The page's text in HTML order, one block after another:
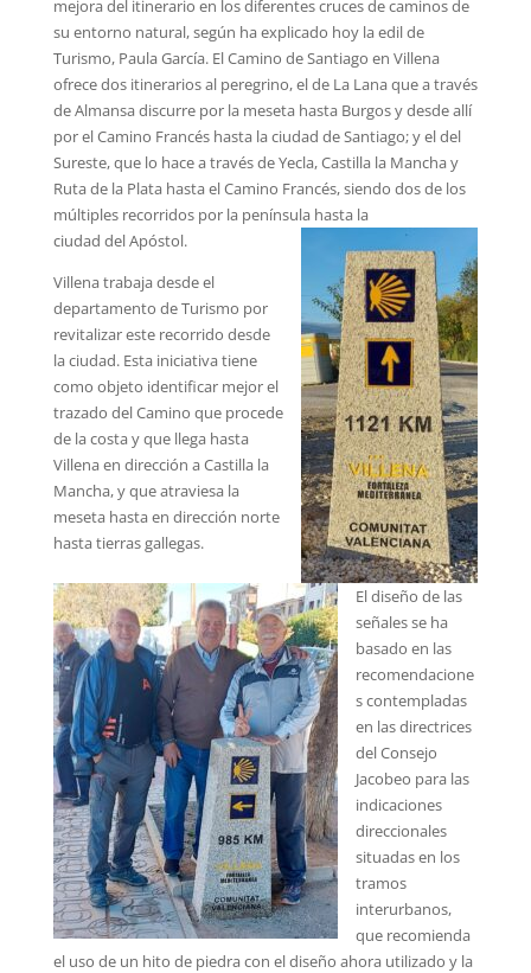
mejora del itinerario en los diferentes cruces de caminos de
su entorno natural, según ha explicado hoy la edil de
Turismo, Paula García. El Camino de Santiago en Villena
ofrece dos itinerarios al peregrino, el de La Lana que a través
de Almansa discurre por la meseta hasta Burgos y desde allí
por el Camino Francés hasta la ciudad de Santiago; y el del
Sureste, que lo hace a través de Yecla, Castilla la Mancha y
Ruta de la Plata hasta el Camino Francés, siendo dos de los
múltiples recorridos por la península hasta la
ciudad del Apóstol.
Villena trabaja desde el
departamento de Turismo por
revitalizar este recorrido desde
la ciudad. Esta iniciativa tiene
como objeto identificar mejor el
trazado del Camino que procede
de la costa y que llega hasta
Villena en dirección a Castilla la
Mancha, y que atraviesa la
meseta hasta en dirección norte
hasta tierras gallegas.
El diseño de las
señales se ha
basado en las
recomendacione
s contempladas
en las directrices
del Consejo
Jacobeo para las
indicaciones
direccionales
situadas en los
tramos
interurbanos,
que recomienda
el uso de un hito de piedra con el diseño ahora utilizado y la